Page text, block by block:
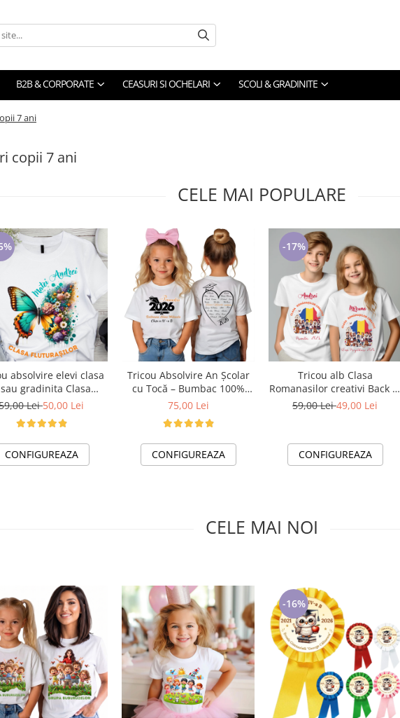
B2B & CORPORATE CEASURI SI OCHELARI SCOLI & GRADINITE
7 ani
copii 7 ani
CELE MAI POPULARE
absolvire elevi clasa
gradinita Clasa
cu text sau poze
Lei50,00 Lei
CONFIGUREAZA
Tricou Absolvire An Școlar
cu Tocă – Bumbac 100%
Personalizat pentru Copii și
75,00 Lei
CONFIGUREAZA
-17%
Tricou alb Clasa
Romanasilor creativi Back to
school prima zi de gradinita
59,00 Lei49,00 Lei
CONFIGUREAZA
CELE MAI NOI
-16%